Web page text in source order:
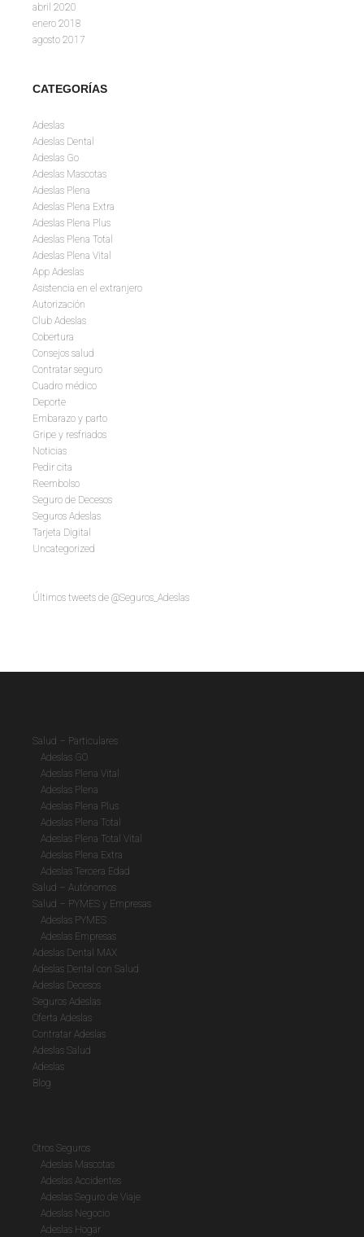
abril 2020
enero 2018
agosto 2017
CATEGORÍAS
Adeslas
Adeslas Dental
Adeslas Go
Adeslas Mascotas
Adeslas Plena
Adeslas Plena Extra
Adeslas Plena Plus
Adeslas Plena Total
Adeslas Plena Vital
App Adeslas
Asistencia en el extranjero
Autorización
Club Adeslas
Cobertura
Consejos salud
Contratar seguro
Cuadro médico
Deporte
Embarazo y parto
Gripe y resfriados
Noticias
Pedir cita
Reembolso
Seguro de Decesos
Seguros Adeslas
Tarjeta Digital
Uncategorized
Últimos tweets de @Seguros_Adeslas
Salud – Particulares
Adeslas GO
Adeslas Plena Vital
Adeslas Plena
Adeslas Plena Plus
Adeslas Plena Total
Adeslas Plena Total Vital
Adeslas Plena Extra
Adeslas Tercera Edad
Salud – Autónomos
Salud – PYMES y Empresas
Adeslas PYMES
Adeslas Empresas
Adeslas Dental MAX
Adeslas Dental con Salud
Adeslas Decesos
Seguros Adeslas
Oferta Adeslas
Contratar Adeslas
Adeslas Salud
Adeslas
Blog
Otros Seguros
Adeslas Mascotas
Adeslas Accidentes
Adeslas Seguro de Viaje
Adeslas Negocio
Adeslas Hogar